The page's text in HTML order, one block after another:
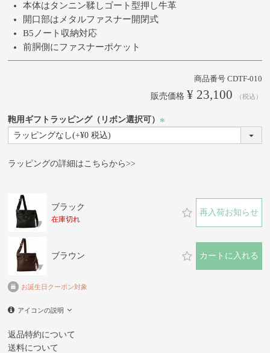
本体はタンニン鞣しゴート型押し牛革
開口部はメタルファスナー開閉式
B5ノート収納対応
前胴側にファスナーポケット
商品番号 CDTF-010
販売価格 ¥ 23,100 税込
鞄用ギフトラッピング（リボン選択可）
ラッピングの詳細はこちらから>>
ブラック
在庫切れ
再入荷お知らせ
ブラウン カートに入れる
お誕生日クーポン対象
アイコンの説明
返品特約について
送料について